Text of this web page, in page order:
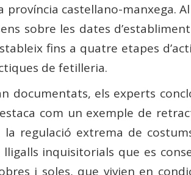
província castellano-manxega.
sobre les dates
fins a quatre etapes
de fetilleria.
documentats, els experts
com un exemple de
regulació extrema de
inquisitorials que es
i soles, que vivien en